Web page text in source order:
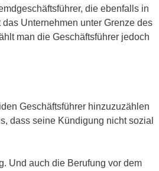
die ebenfalls in
Unternehmen unter Grenze des
man die Geschäftsführer jedoch
Geschäftsführer hinzuzuzählen
dass seine Kündigung nicht sozial
Und auch die Berufung vor dem